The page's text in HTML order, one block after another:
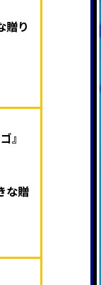
贈り
』
な贈